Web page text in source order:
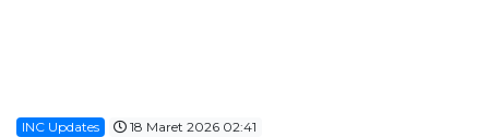
INC Updates 18 Maret 2026 02:41